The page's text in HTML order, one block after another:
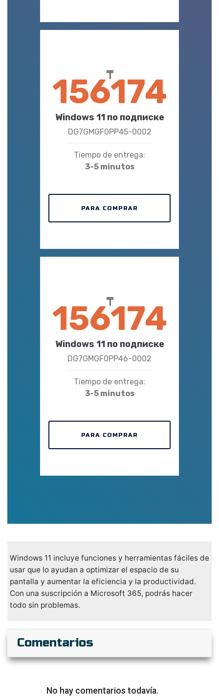
₸
156174
Windows 11 по подписке
DG7GMGF0PP45-0002
Tiempo de entrega:
3-5 minutos
PARA COMPRAR
₸
156174
Windows 11 по подписке
DG7GMGF0PP46-0002
Tiempo de entrega:
3-5 minutos
PARA COMPRAR
Windows 11 incluye funciones y herramientas fáciles de
usar que lo ayudan a optimizar el espacio de su
pantalla y aumentar la eficiencia y la productividad.
Con una suscripción a Microsoft 365, podrás hacer
todo sin problemas.
Comentarios
No hay comentarios todavía.